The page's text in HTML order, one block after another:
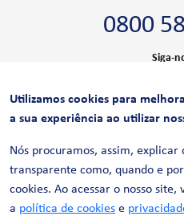
0800
Siga-
CERTIFICAÇÕES
Utilizamos cookies para
a sua experiência ao utilizar
Nós procuramos, assim, explicar
transparente como, quando e
cookies. Ao acessar o nosso site,
a política de cookies e